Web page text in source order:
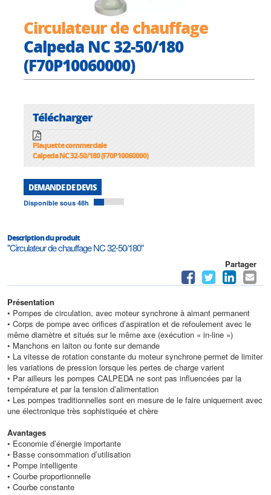
Circulateur de chauffage
Calpeda NC 32-50/180
(F70P10060000)
Télécharger
Plaquette commerciale
Calpeda NC 32-50/180 (F70P10060000)
DEMANDE DE DEVIS
Disponible sous 48h
Description du produit
"Circulateur de chauffage NC 32-50/180"
Partager
Présentation
• Pompes de circulation, avec moteur synchrone à aimant permanent
• Corps de pompe avec orifices d’aspiration et de refoulement avec le
même diamètre et situés sur le même axe (exécution « in-line »)
• Manchons en laiton ou fonte sur demande
• La vitesse de rotation constante du moteur synchrone permet de limiter
les variations de pression lorsque les pertes de charge varient
• Par ailleurs les pompes CALPEDA ne sont pas influencées par la
température et par la tension d’alimentation
• Les pompes traditionnelles sont en mesure de le faire uniquement avec
une électronique très sophistiquée et chère
Avantages
• Economie d’énergie importante
• Basse consommation d’utilisation
• Pompe intelligente
• Courbe proportionnelle
• Courbe constante